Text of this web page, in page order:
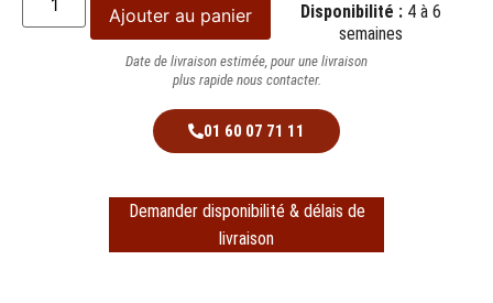
Ajouter au panier Disponibilité : 4 à 6
semaines
Date de livraison estimée, pour une livraison
plus rapide nous contacter.
01 60 07 71 11
Demander disponibilité & délais de
livraison